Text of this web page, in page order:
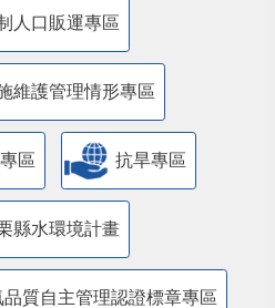
人口販運專區
維護管理情形專區
區 抗旱專區
縣水環境計畫
質自主管理認證標章專區